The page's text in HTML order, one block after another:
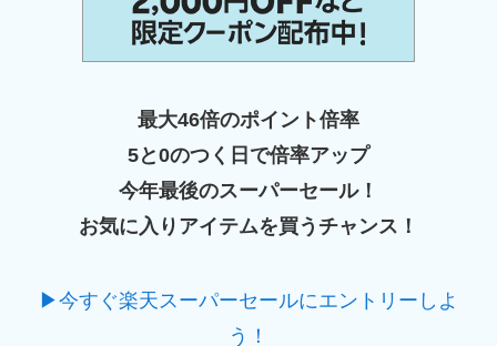
最大46倍のポイント倍率
5と0のつく日で倍率アップ
今年最後のスーパーセール！
お気に入りアイテムを買うチャンス！
▶今すぐ楽天スーパーセールにエントリーしよ
う！